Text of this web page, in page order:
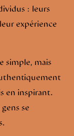
: leurs
expérience
simple, mais
en inspirant.
se